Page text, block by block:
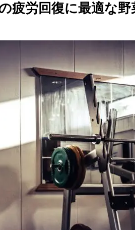
疲労回復に最適な